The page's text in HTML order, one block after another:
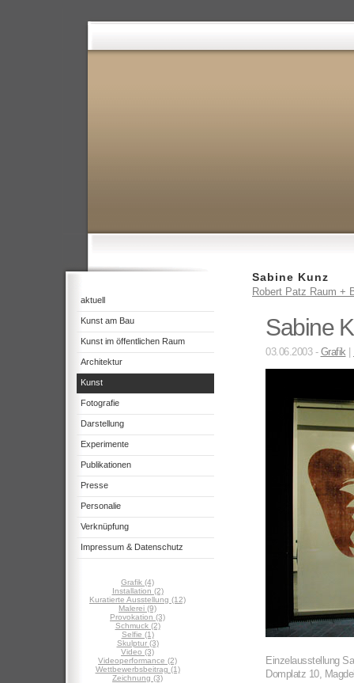
aktuell
Kunst am Bau
Kunst im öffentlichen Raum
Architektur
Kunst
Fotografie
Darstellung
Experimente
Publikationen
Presse
Personalie
Verknüpfung
Impressum & Datenschutz
Grafik (4)
Installation (2)
Kuratierte Ausstellung (12)
Malerei (9)
Provokation (3)
Schmuck (2)
Selfie (1)
Skulptur (3)
Video (3)
Videoperformance (2)
Wettbewerbsbeitrag (1)
Zeichnung (3)
Sabine Kunz
Robert Patz Raum +
Sabine
03.06.2003 - Grafik
Einzelausstellung
Domplatz 10,